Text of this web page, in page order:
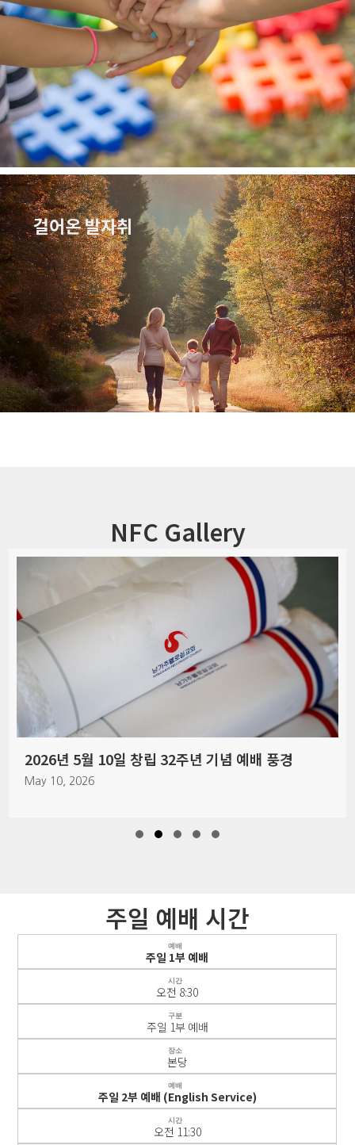
걸어온 발자취
NFC Gallery
2026년 5월 10일 창립 32주년 기념 예배 풍경
May 10, 2026
주일 예배 시간
예배
주일 1부 예배
시간
오전 8:30
구분
주일 1부 예배
장소
본당
예배
주일 2부 예배 (English Service)
시간
오전 11:30